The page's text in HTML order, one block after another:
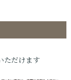
ただけます